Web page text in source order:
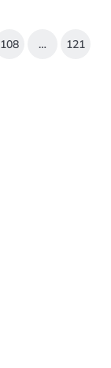
108 … 121